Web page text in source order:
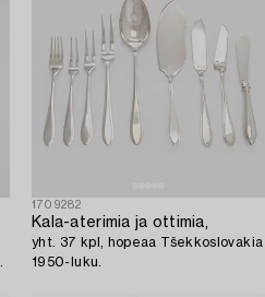
1709282
Kala-aterimia ja ottimia,
yht. 37 kpl, hopeaa Tšekkoslovakia
1950-luku.